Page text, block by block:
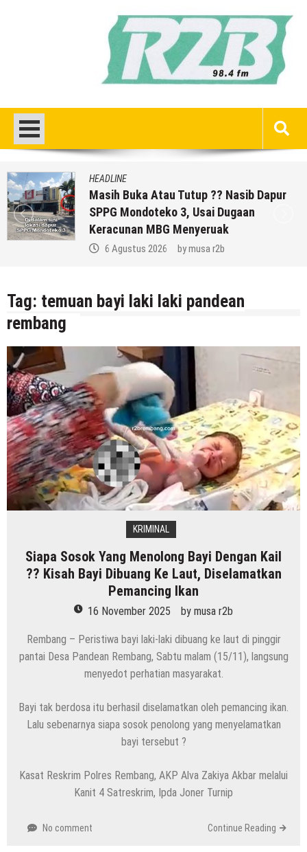
HEADLINE
Masih Buka Atau Tutup ?? Nasib Dapur
SPPG Mondoteko 3, Usai Dugaan
Keracunan MBG Menyeruak
6 Agustus 2026 bymusa r2b
Tag: temuan bayi laki laki pandean
rembang
KRIMINAL
Siapa Sosok Yang Menolong Bayi Dengan Kail
?? Kisah Bayi Dibuang Ke Laut, Diselamatkan
Pemancing Ikan
16 November 2025 by musa r2b
Rembang – Peristiwa bayi laki-laki dibuang ke laut di pinggir
pantai Desa Pandean Rembang, Sabtu malam (15/11), langsung
menyedot perhatian masyarakat.
Bayi tak berdosa itu berhasil diselamatkan oleh pemancing ikan.
Lalu sebenarnya siapa sosok penolong yang menyelamatkan
bayi tersebut ?
Kasat Reskrim Polres Rembang, AKP Alva Zakiya Akbar melalui
Kanit 4 Satreskrim, Ipda Joner Turnip
No comment Continue Reading